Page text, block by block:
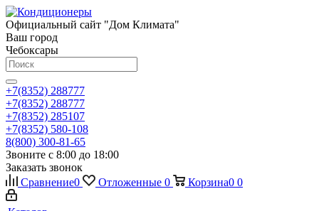
Официальный сайт "Дом Климата"
Ваш город
Чебоксары
+7(8352) 288777
+7(8352) 288777
+7(8352) 285107
+7(8352) 580-108
8(800) 300-81-65
Звоните с 8:00 до 18:00
Заказать звонок
Сравнение0 Отложенные 0 Корзина0 0